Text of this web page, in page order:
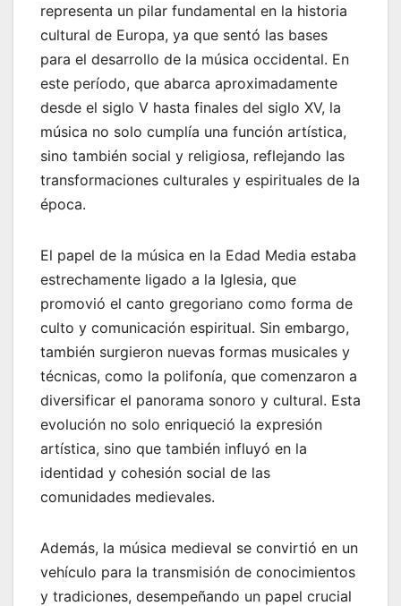
representa un pilar fundamental en la historia
cultural de Europa, ya que sentó las bases
para el desarrollo de la música occidental. En
este período, que abarca aproximadamente
desde el siglo V hasta finales del siglo XV, la
música no solo cumplía una función artística,
sino también social y religiosa, reflejando las
transformaciones culturales y espirituales de la
época.
El papel de la música en la Edad Media estaba
estrechamente ligado a la Iglesia, que
promovió el canto gregoriano como forma de
culto y comunicación espiritual. Sin embargo,
también surgieron nuevas formas musicales y
técnicas, como la polifonía, que comenzaron a
diversificar el panorama sonoro y cultural. Esta
evolución no solo enriqueció la expresión
artística, sino que también influyó en la
identidad y cohesión social de las
comunidades medievales.
Además, la música medieval se convirtió en un
vehículo para la transmisión de conocimientos
y tradiciones, desempeñando un papel crucial